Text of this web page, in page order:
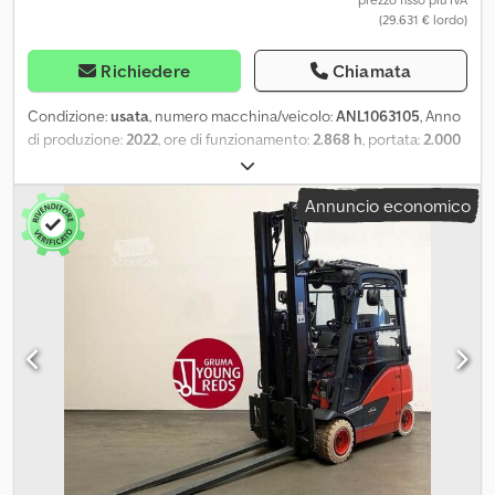
- Ventilazione attiva durante il caricamento - Caricamento
autorizzazione alla marcia - LSP 0,5 Rif.: ANL1057512
(29.631 € lordo)
Richiedere Chiamata
Condizione:usata, numero macchina/veicolo:ANL1063105, Anno
di produzione:2022, ore di funzionamento:2.868 h, portata:2.000
6.075 mm
mm, baricentro del carico:500 mm, tipo di montante:triplex,
capacità della batteria:
, tensione della batteria:48 V,
larghezza del telaio portaforcelle:980 mm
forche:
, dimensione pneumatico anteriore:
16x6-8, peso a vuoto:4.047 kg
, lunghezza totale:2.087 mm, larghezza
elettricità, - Aquamatic a batteria -
Presa per veicolo MRC 160A - Portello batteria a 180° per la
sostituzione della batteria - Convertitore di tensione - Veicolo:
doppio sistema idraulico ausiliario - Montante: doppio sistema
idraulico ausiliario - Traslatore laterale, integrato - Dispositivo di
posizionamento delle forche senza traslazione laterale KAUP
2T160B, larghezza 1150 mm - Cabina completa - Riscaldamento -
Fari anteriori VertiLights Dcodpfxoznfiwo Adqek - 1 luce di
Annuncio economico